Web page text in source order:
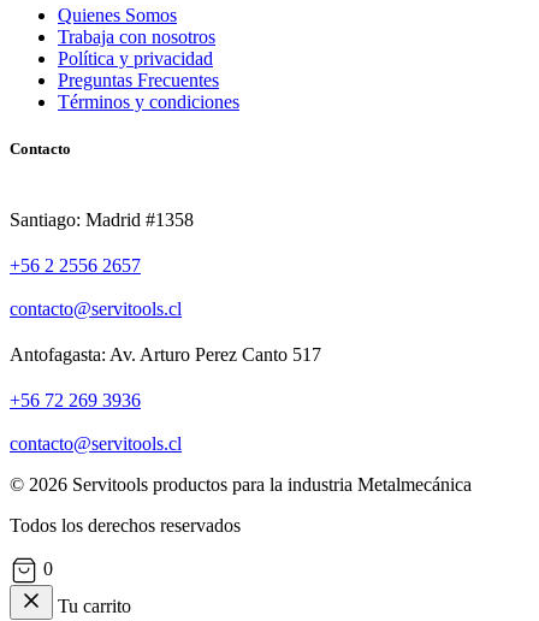
Quienes Somos
Trabaja con nosotros
Política y privacidad
Preguntas Frecuentes
Términos y condiciones
Contacto
Santiago: Madrid #1358
+56 2 2556 2657
contacto@servitools.cl
Antofagasta: Av. Arturo Perez Canto 517
+56 72 269 3936
contacto@servitools.cl
© 2026 Servitools productos para la industria Metalmecánica
Todos los derechos reservados
0
Tu carrito